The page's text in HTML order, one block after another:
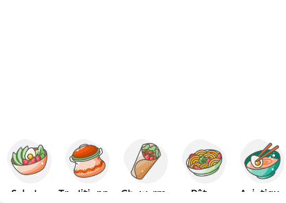
Salades Chawarma Pâtes Asiatique